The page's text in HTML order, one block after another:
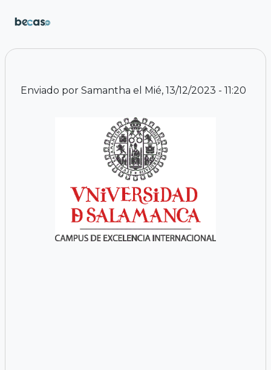
Pasar al contenido principal
Enviado por Samantha el Mié, 13/12/2023 - 11:20